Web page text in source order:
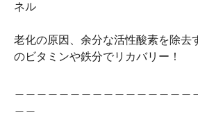
ネル
老化の原因、余分な活性酸素を除去
のビタミンや鉄分でリカバリー！